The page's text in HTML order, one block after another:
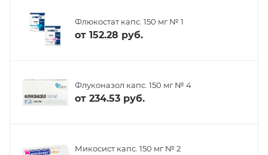
Флюкостат капс. 150 мг № 1
от 152.28 руб.
Флуконазол капс. 150 мг № 4
от 234.53 руб.
Микосист капс. 150 мг № 2